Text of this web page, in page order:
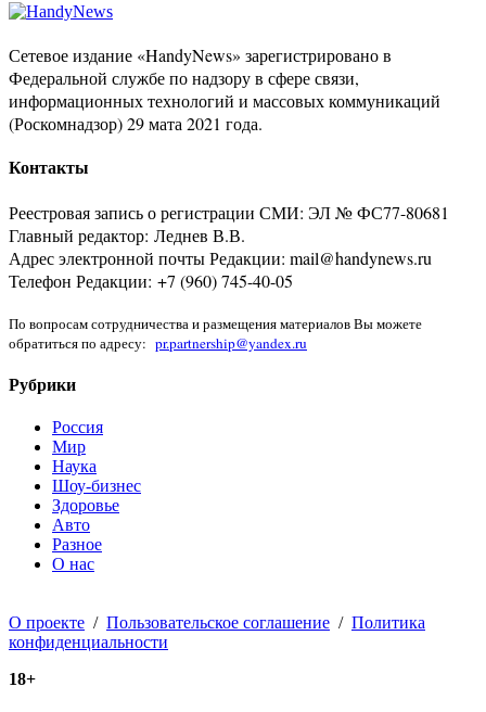
Сетевое издание «HandyNews» зарегистрировано в
Федеральной службе по надзору в сфере связи,
информационных технологий и массовых коммуникаций
(Роскомнадзор) 29 мата 2021 года.
Контакты
Реестровая запись о регистрации СМИ: ЭЛ № ФС77-80681
Главный редактор: Леднев В.В.
Адрес электронной почты Редакции: mail@handynews.ru
Телефон Редакции: +7 (960) 745-40-05
По вопросам сотрудничества и размещения материалов Вы можете
обратиться по адресу: pr.partnership@yandex.ru
Рубрики
Россия
Мир
Наука
Шоу-бизнес
Здоровье
Авто
Разное
О нас
О проекте / Пользовательское соглашение / Политика
конфиденциальности
18+